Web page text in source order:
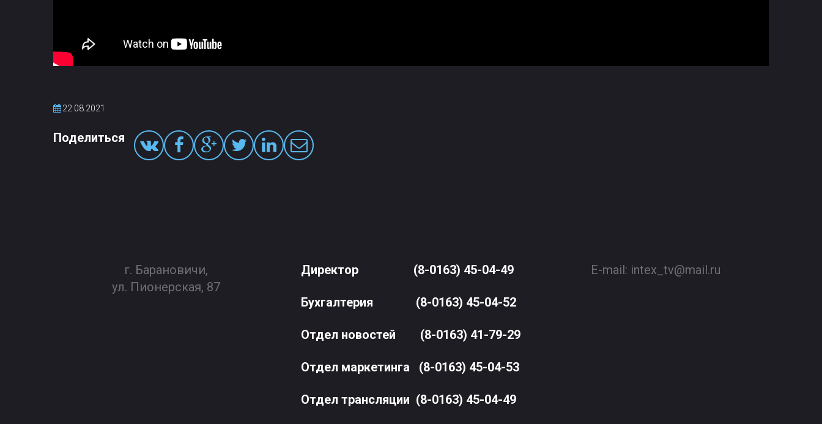
22.08.2021
Поделиться
г. Барановичи,
ул. Пионерская, 87
Директор (8-0163) 45-04-49
Бухгалтерия (8-0163) 45-04-52
Отдел новостей (8-0163) 41-79-29
Отдел маркетинга (8-0163) 45-04-53
Отдел трансляции (8-0163) 45-04-49
E-mail: intex_tv@mail.ru